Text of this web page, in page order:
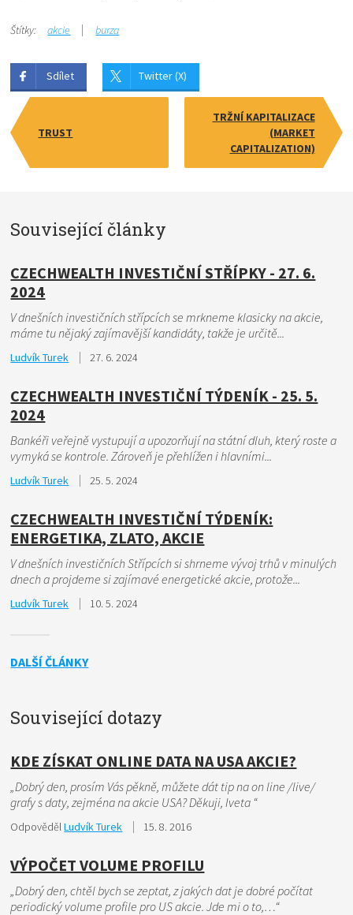
Štítky: akcie burza
Sdílet Twitter (X)
TRUST
TRŽNÍ KAPITALIZACE
(MARKET
CAPITALIZATION)
Související články
CZECHWEALTH INVESTIČNÍ STŘÍPKY - 27. 6.
2024
V dnešních investičních střípcích se mrkneme klasicky na akcie,
máme tu nějaký zajímavější kandidáty, takže je určitě...
Ludvík Turek 27. 6. 2024
CZECHWEALTH INVESTIČNÍ TÝDENÍK - 25. 5.
2024
Bankéři veřejně vystupují a upozorňují na státní dluh, který roste a
vymyká se kontrole. Zároveň je přehlížen i hlavními...
Ludvík Turek 25. 5. 2024
CZECHWEALTH INVESTIČNÍ TÝDENÍK:
ENERGETIKA, ZLATO, AKCIE
V dnešních investičních Střípcích si shrneme vývoj trhů v minulých
dnech a projdeme si zajímavé energetické akcie, protože...
Ludvík Turek 10. 5. 2024
DALŠÍ ČLÁNKY
Související dotazy
KDE ZÍSKAT ONLINE DATA NA USA AKCIE?
„Dobrý den, prosím Vás pěkně, můžete dát tip na on line /live/
grafy s daty, zejména na akcie USA? Děkuji, Iveta “
OdpovědělLudvík Turek 15. 8. 2016
VÝPOČET VOLUME PROFILU
„Dobrý den, chtěl bych se zeptat, z jakých dat je dobré počítat
periodický volume profile pro US akcie. Jde mi o to,…“